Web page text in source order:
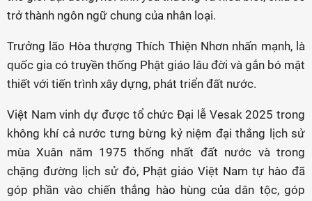
trở thành ngôn ngữ chung của nhân loại.
Trưởng lão Hòa thượng Thích Thiện Nhơn nhấn mạnh, là
quốc gia có truyền thống Phật giáo lâu đời và gắn bó mật
thiết với tiến trình xây dựng, phát triển đất nước.
Việt Nam vinh dự được tổ chức Đại lễ Vesak 2025 trong
không khí cả nước tưng bừng kỷ niệm đại thắng lịch sử
mùa Xuân năm 1975 thống nhất đất nước và trong
chặng đường lịch sử đó, Phật giáo Việt Nam tự hào đã
góp phần vào chiến thắng hào hùng của dân tộc, góp